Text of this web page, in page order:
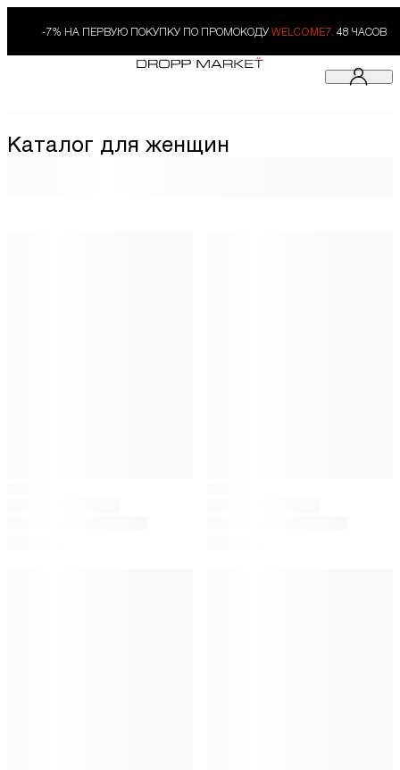
-7% НА ПЕРВУЮ ПОКУПКУ ПО ПРОМОКОДУ WELCOME7. 48 ЧАСОВ
Каталог для женщин